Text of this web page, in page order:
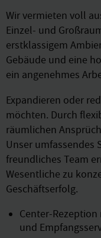
Wir vermieten voll
Einzel- und
erstklassigem
Gebäude und eine
ein angenehmes
Expandieren oder
möchten. Durch
räumlichen
Unser umfassendes
freundliches Team
Wesentliche zu
Geschäftserfolg.
Center-
und